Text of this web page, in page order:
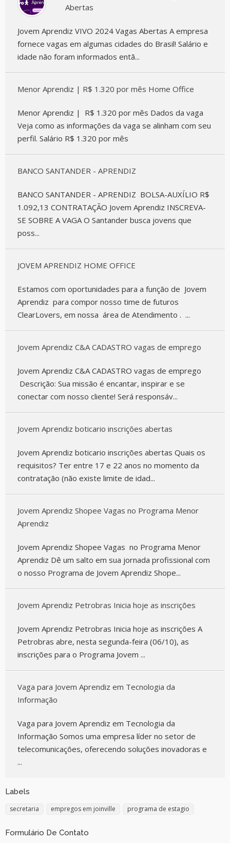
Abertas
Jovem Aprendiz VIVO 2024 Vagas Abertas A empresa
fornece vagas em algumas cidades do Brasil! Salário e
idade não foram informados entã...
Menor Aprendiz | R$ 1.320 por mês Home Office
Menor Aprendiz | R$ 1.320 por mês Dados da vaga
Veja como as informações da vaga se alinham com seu
perfil. Salário R$ 1.320 por mês
BANCO SANTANDER - APRENDIZ
BANCO SANTANDER - APRENDIZ BOLSA-AUXÍLIO R$
1.092,13 CONTRATAÇÃO Jovem Aprendiz INSCREVA-
SE SOBRE A VAGA O Santander busca jovens que
poss...
JOVEM APRENDIZ HOME OFFICE
Estamos com oportunidades para a função de Jovem
Aprendiz para compor nosso time de futuros
ClearLovers, em nossa área de Atendimento . ...
Jovem Aprendiz C&A CADASTRO vagas de emprego
Jovem Aprendiz C&A CADASTRO vagas de emprego
Descrição: Sua missão é encantar, inspirar e se
conectar com nosso cliente! Será responsáv...
Jovem Aprendiz boticario inscrições abertas
Jovem Aprendiz boticario inscrições abertas Quais os
requisitos? Ter entre 17 e 22 anos no momento da
contratação (não existe limite de idad...
Jovem Aprendiz Shopee Vagas no Programa Menor
Aprendiz
Jovem Aprendiz Shopee Vagas no Programa Menor
Aprendiz Dê um salto em sua jornada profissional com
o nosso Programa de Jovem Aprendiz Shope...
Jovem Aprendiz Petrobras Inicia hoje as inscrições
Jovem Aprendiz Petrobras Inicia hoje as inscrições A
Petrobras abre, nesta segunda-feira (06/10), as
inscrições para o Programa Jovem ...
Vaga para Jovem Aprendiz em Tecnologia da
Informação
Vaga para Jovem Aprendiz em Tecnologia da
Informação Somos uma empresa líder no setor de
telecomunicações, oferecendo soluções inovadoras e
...
Labels
secretaria empregos em joinville programa de estagio
Formulário De Contato